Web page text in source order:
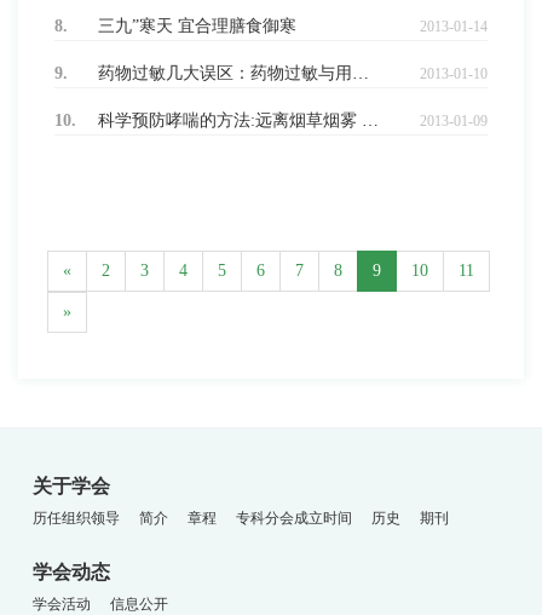
2013-01-14
8. 三九”寒天 宜合理膳食御寒
2013-01-10
9. 药物过敏几大误区：药物过敏与用量无直接关系
2013-01-09
10. 科学预防哮喘的方法:远离烟草烟雾 勿饲养小动物
« 2 3 4 5 6 7 8 9 10 11
»
关于学会
历任组织领导 简介 章程 专科分会成立时间 历史 期刊
学会动态
学会活动 信息公开